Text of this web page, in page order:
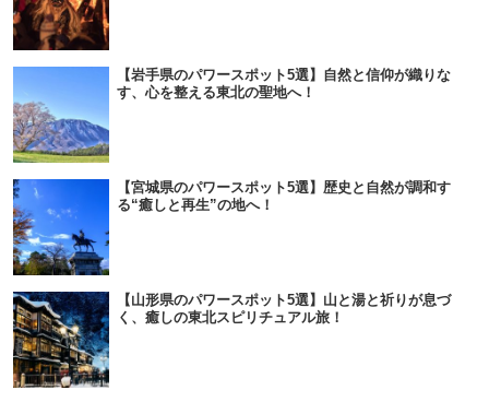
【岩手県のパワースポット5選】自然と信仰が織りな
す、心を整える東北の聖地へ！
【宮城県のパワースポット5選】歴史と自然が調和す
る“癒しと再生”の地へ！
【山形県のパワースポット5選】山と湯と祈りが息づ
く、癒しの東北スピリチュアル旅！